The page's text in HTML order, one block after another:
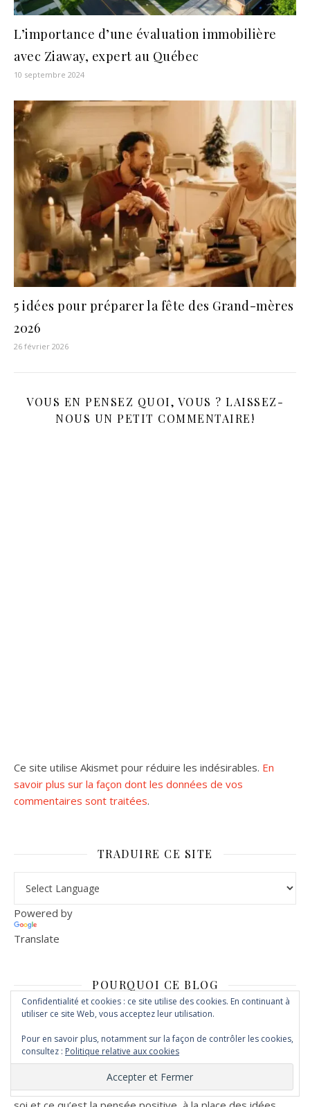
L’importance d’une évaluation immobilière
avec Ziaway, expert au Québec
10 septembre 2024
5 idées pour préparer la fête des Grand-mères
2026
26 février 2026
VOUS EN PENSEZ QUOI, VOUS ? LAISSEZ-
NOUS UN PETIT COMMENTAIRE!
Ce site utilise Akismet pour réduire les indésirables. En
savoir plus sur la façon dont les données de vos
commentaires sont traitées.
TRADUIRE CE SITE
Powered by
Translate
POURQUOI CE BLOG
Devenir Optimiste et vivre plus heureux
En vous fournissantMes Clés du Bonheur
apprendrez à voir les choses du bon côté, à mieux gérer
vos émotions, vos sentiments, à reprendre Confiance en
Confidentialité et cookies : ce site utilise des cookies. En continuant à
utiliser ce site Web, vous acceptez leur utilisation.
Pour en savoir plus, notamment sur la façon de contrôler les cookies,
consultez : Politique relative aux cookies